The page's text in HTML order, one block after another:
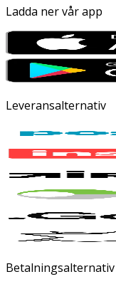
Ladda ner vår app
Leveransalternativ
Betalningsalternativ